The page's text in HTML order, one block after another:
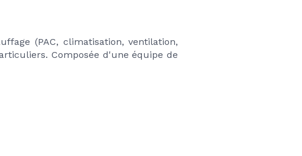
(PAC, climatisation, ventilation,
Composée d'une équipe de